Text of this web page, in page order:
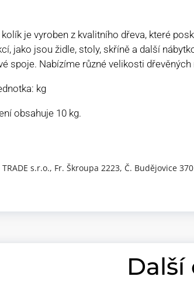
kolík je vyroben z kvalitního dřeva, které
jako jsou židle, stoly, skříně a další
spoje. Nabízíme různé velikosti dřevěných
kg
obsahuje 10 kg.
TRADE s.r.o., Fr. Škroupa 2223, Č. Budějovice